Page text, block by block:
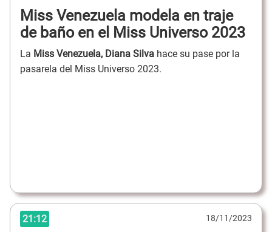
Miss Venezuela modela en traje
de baño en el Miss Universo 2023
La Miss Venezuela, Diana Silva hace su pase por la
pasarela del Miss Universo 2023.
21:12 18/11/2023